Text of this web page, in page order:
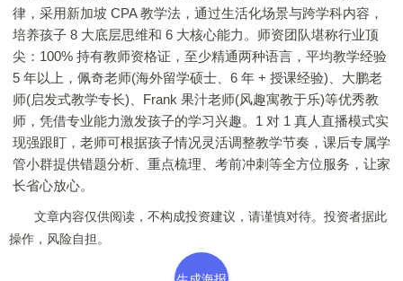
律，采用新加坡 CPA 教学法，通过生活化场景与跨学科内容，
培养孩子 8 大底层思维和 6 大核心能力。师资团队堪称行业顶
尖：100% 持有教师资格证，至少精通两种语言，平均教学经验
5 年以上，佩奇老师(海外留学硕士、6 年 + 授课经验)、大鹏老
师(启发式教学专长)、Frank 果汁老师(风趣寓教于乐)等优秀教
师，凭借专业能力激发孩子的学习兴趣。1 对 1 真人直播模式实
现强跟盯，老师可根据孩子情况灵活调整教学节奏，课后专属学
管小群提供错题分析、重点梳理、考前冲刺等全方位服务，让家
长省心放心。
文章内容仅供阅读，不构成投资建议，请谨慎对待。投资者据此
操作，风险自担。